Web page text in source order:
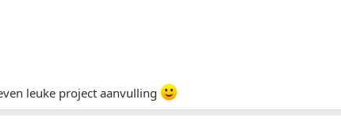
leuke project aanvulling